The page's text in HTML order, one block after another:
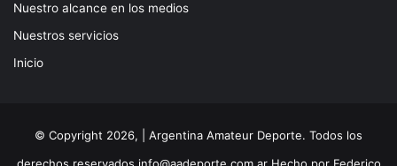
Nuestro alcance en los medios
Nuestros servicios
Inicio
© Copyright 2026, | Argentina Amateur Deporte. Todos los